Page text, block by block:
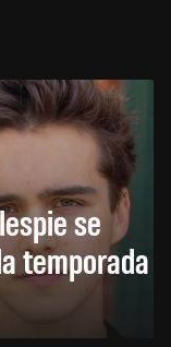
se
temporada